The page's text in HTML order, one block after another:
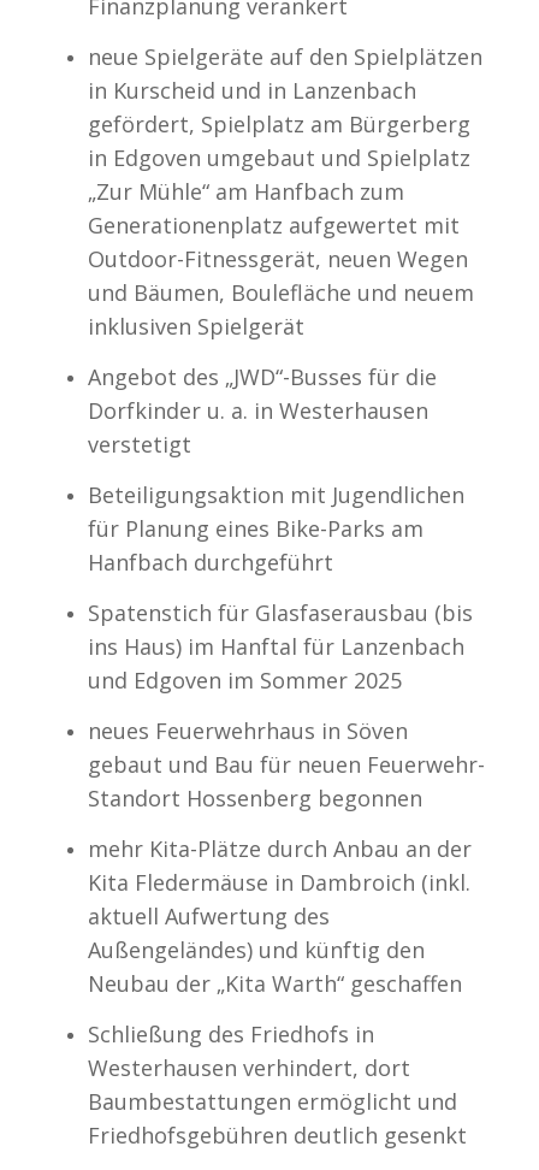
Finanzplanung verankert
neue Spielgeräte auf den Spielplätzen
in Kurscheid und in Lanzenbach
gefördert, Spielplatz am Bürgerberg
in Edgoven umgebaut und Spielplatz
„Zur Mühle“ am Hanfbach zum
Generationenplatz aufgewertet mit
Outdoor-Fitnessgerät, neuen Wegen
und Bäumen, Boulefläche und neuem
inklusiven Spielgerät
Angebot des „JWD“-Busses für die
Dorfkinder u. a. in Westerhausen
verstetigt
Beteiligungsaktion mit Jugendlichen
für Planung eines Bike-Parks am
Hanfbach durchgeführt
Spatenstich für Glasfaserausbau (bis
ins Haus) im Hanftal für Lanzenbach
und Edgoven im Sommer 2025
neues Feuerwehrhaus in Söven
gebaut und Bau für neuen Feuerwehr-
Standort Hossenberg begonnen
mehr Kita-Plätze durch Anbau an der
Kita Fledermäuse in Dambroich (inkl.
aktuell Aufwertung des
Außengeländes) und künftig den
Neubau der „Kita Warth“ geschaffen
Schließung des Friedhofs in
Westerhausen verhindert, dort
Baumbestattungen ermöglicht und
Friedhofsgebühren deutlich gesenkt